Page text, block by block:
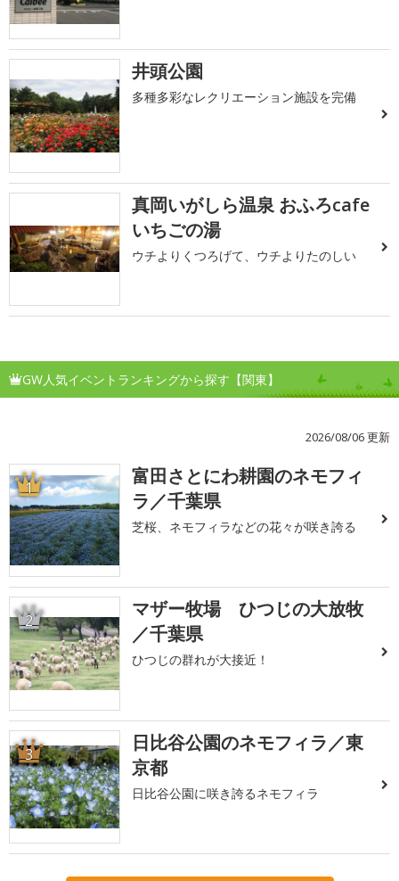
井頭公園
多種多彩なレクリエーション施設を完備
真岡いがしら温泉 おふろcafe
いちごの湯
ウチよりくつろげて、ウチよりたのしい
GW人気イベントランキングから探す【関東】
2026/08/06 更新
1
富田さとにわ耕園のネモフィ
ラ／千葉県
芝桜、ネモフィラなどの花々が咲き誇る
2
マザー牧場 ひつじの大放牧
／千葉県
ひつじの群れが大接近！
3
日比谷公園のネモフィラ／東
京都
日比谷公園に咲き誇るネモフィラ